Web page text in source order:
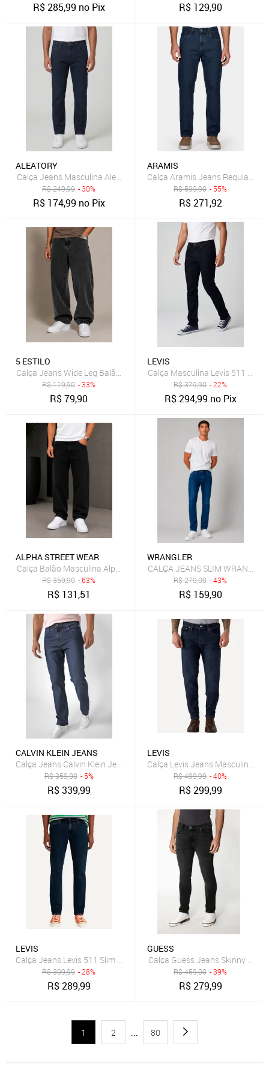
R$285,99 no Pix R$ 129,90
ALEATORY
Calça Jeans Masculina Aleatory Reta Azul Escuro
R$249,99 - 30%
R$ 174,99 no Pix
ARAMIS
Calça Aramis Jeans Regular
R$599,90 - 55%
R$271,92
5 ESTILO
Calça Jeans Wide Leg Balão 5 Estilos Masculina Preto Estonado
R$119,90 - 33%
R$79,90
LEVIS
Calça Masculina Levis 511 Slim
R$379,90 - 22%
R$294,99 no Pix
ALPHA STREET WEAR
Calça Balão Masculina Alpha Street Wear Básica Casual
R$359,90 - 63%
R$ 131,51
WRANGLER
CALÇA JEANS SLIM
R$279,00 - 43%
R$ 159,90
CALVIN KLEIN JEANS
Calça Jeans Calvin Klein Jeans Reta Bolsos Azul-Marinho
R$359,00 - 5%
R$339,99
LEVIS
Calça Levis Jeans Masculina
R$499,99 - 40%
R$299,99
LEVIS
Calça Jeans Levis 511 Slim Stretch Escura
R$399,99 - 28%
R$289,99
GUESS
Calça Guess Jeans Skinny Preto
R$459,00 - 39%
R$279,99
1 2 ... 80